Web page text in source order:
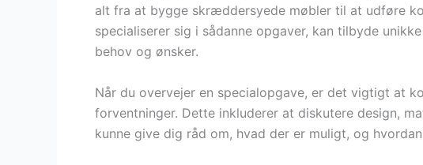
alt fra at bygge skræddersyede møbler til at udføre
specialiserer sig i sådanne opgaver, kan tilbyde
behov og ønsker.
Når du overvejer en specialopgave, er det vigtigt at
forventninger. Dette inkluderer at diskutere design,
kunne give dig råd om, hvad der er muligt, og